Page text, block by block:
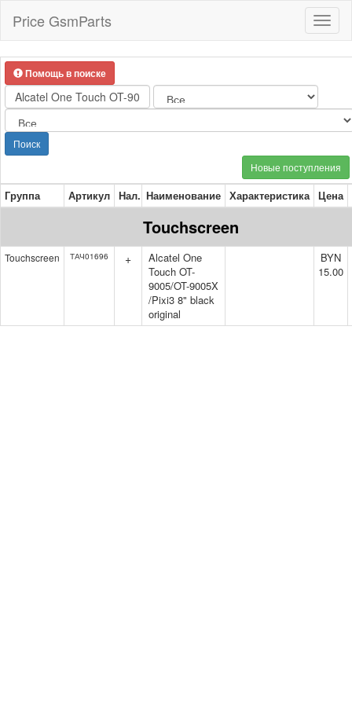
Price GsmParts
Помощь в поиске
Поиск
Новые поступления
Группа Артикул Нал. Наименование Характеристика Цена
Touchscreen
Touchscreen ТАЧ01696 +
Alcatel One
Touch OT-
9005/OT-9005X
/Pixi3 8" black
original
BYN
15.00